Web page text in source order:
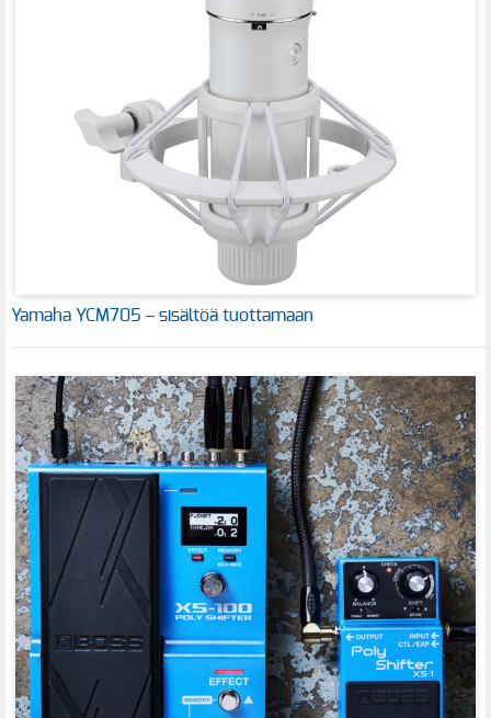
Yamaha YCM705 – sisältöä tuottamaan